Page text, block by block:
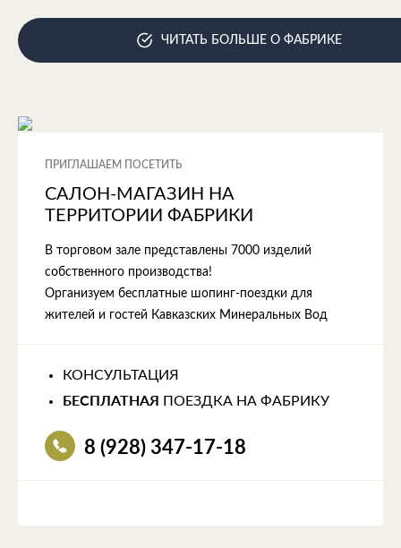
ЧИТАТЬ БОЛЬШЕ О ФАБРИКЕ
ПРИГЛАШАЕМ ПОСЕТИТЬ
САЛОН-МАГАЗИН НА
ТЕРРИТОРИИ ФАБРИКИ
В торговом зале представлены 7000 изделий
собственного производства!
Организуем бесплатные шопинг-поездки для
жителей и гостей Кавказских Минеральных Вод
КОНСУЛЬТАЦИЯ
БЕСПЛАТНАЯ ПОЕЗДКА НА ФАБРИКУ
8 (928) 347-17-18